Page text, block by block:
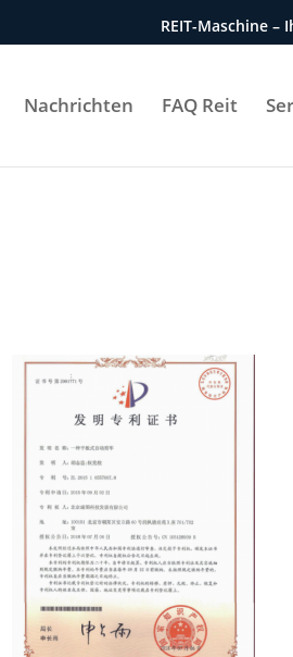
REIT-Maschine –
Nachrichten FAQ Reit